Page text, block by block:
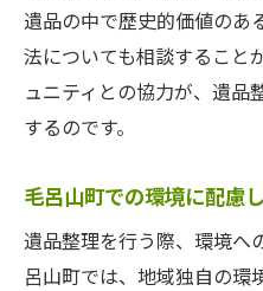
遺品の中で歴史的価値のあ
法についても相談すること
ュニティとの協力が、遺品
するのです。
毛呂山町での環境に配慮
遺品整理を行う際、環境へ
呂山町では、地域独自の環